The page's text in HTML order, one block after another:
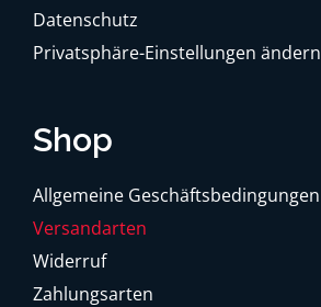
Datenschutz
Privatsphäre-Einstellungen ändern
Shop
Allgemeine Geschäftsbedingungen
Versandarten
Widerruf
Zahlungsarten